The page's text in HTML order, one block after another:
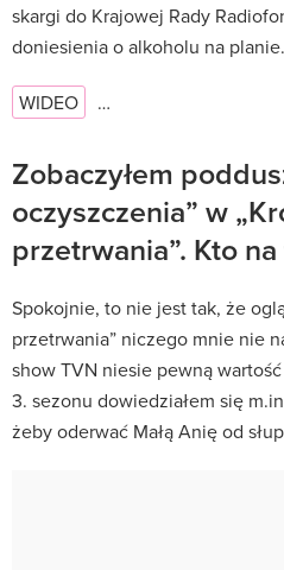
skargi do Krajowej Rady
doniesienia o alkoholu na planie.
WIDEO …
Zobaczyłem
oczyszczenia” w
przetrwania”. Kto
Spokojnie, to nie jest tak, że
przetrwania” niczego mnie nie
show TVN niesie pewną
3. sezonu dowiedziałem się
żeby oderwać Małą Anię od